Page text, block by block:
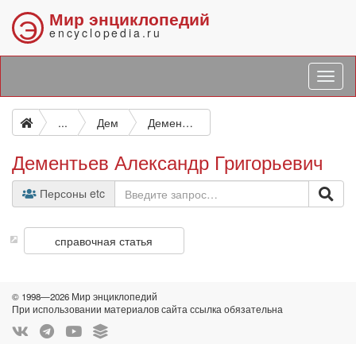
Э Мир энциклопедий
encyclopedia.ru
... Дем Дементьев Александр Григорьевич
Дементьев Александр Григорьевич
Персоны etc
справочная статья
© 1998—2026 Мир энциклопедий
При использовании материалов сайта ссылка обязательна